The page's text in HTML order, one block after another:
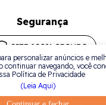
personalizar anúncios e
continuar navegando, você
Política de Privacidade
(Leia Aqui)
Segurança
a La Plata